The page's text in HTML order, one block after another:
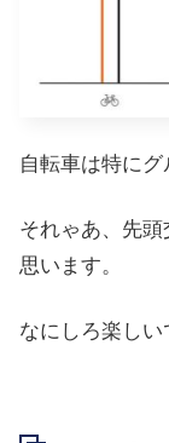
自転車は特にグ
それゃあ、先
思います。
なにしろ楽しい